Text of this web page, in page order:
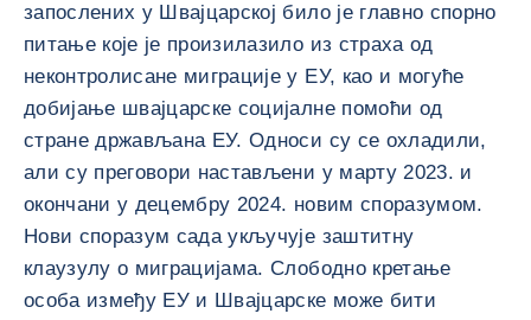
запослених у Швајцарској било је главно спорно
питање које је произилазило из страха од
неконтролисане миграције у ЕУ, као и могуће
добијање швајцарске социјалне помоћи од
стране држављана ЕУ. Односи су се охладили,
али су преговори настављени у марту 2023. и
окончани у децембру 2024. новим споразумом.
Нови споразум сада укључује заштитну
клаузулу о миграцијама. Слободно кретање
особа између ЕУ и Швајцарске може бити